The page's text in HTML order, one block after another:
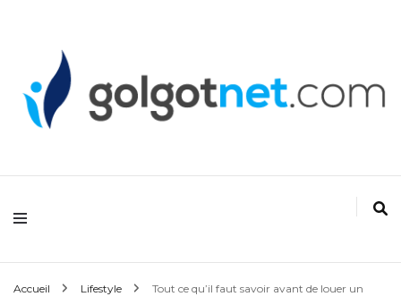
Golgonet
Accueil Lifestyle
Tout ce qu’il faut savoir avant de louer un